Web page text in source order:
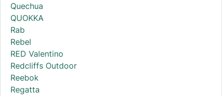
Quechua
QUOKKA
Rab
Rebel
RED Valentino
Redcliffs Outdoor
Reebok
Regatta